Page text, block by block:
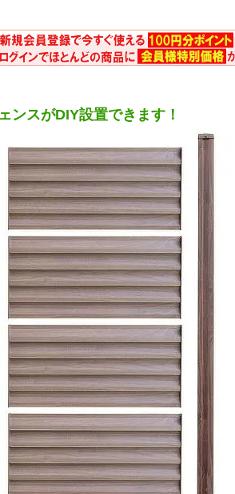
ンスがDIY設置できます！